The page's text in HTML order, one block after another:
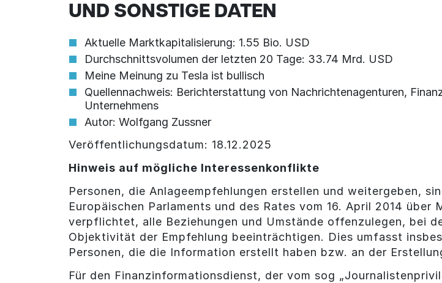
UND SONSTIGE DATEN
Aktuelle Marktkapitalisierung: 1.55 Bio. USD
Durchschnittsvolumen der letzten 20 Tage: 33.74 Mrd. USD
Meine Meinung zu Tesla ist bullisch
Quellennachweis: Berichterstattung von Nachrichtenagenturen,
Unternehmens
Autor: Wolfgang Zussner
Veröffentlichungsdatum: 18.12.2025
Hinweis auf mögliche Interessenkonflikte
Personen, die Anlageempfehlungen erstellen und weitergeben,
Europäischen Parlaments und des Rates vom 16. April 2014
verpflichtet, alle Beziehungen und Umstände offenzulegen, bei
Objektivität der Empfehlung beeinträchtigen. Dies umfasst
Personen, die die Information erstellt haben bzw. an der
Für den Finanzinformationsdienst, der vom sog